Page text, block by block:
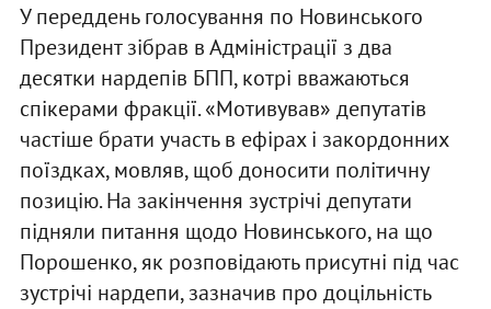
У переддень голосування по Новинського
Президент зібрав в Адміністрації з два
десятки нардепів БПП, котрі вважаються
спікерами фракції. «Мотивував» депутатів
частіше брати участь в ефірах і закордонних
поїздках, мовляв, щоб доносити політичну
позицію. На закінчення зустрічі депутати
підняли питання щодо Новинського, на що
Порошенко, як розповідають присутні під час
зустрічі нардепи, зазначив про доцільність